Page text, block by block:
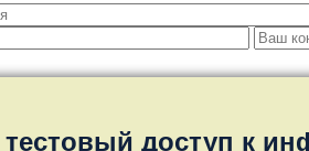
тестовый доступ к